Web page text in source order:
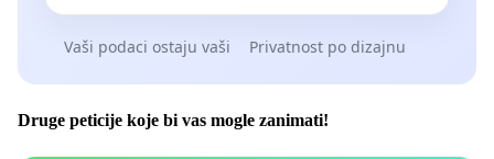
Vaši podaci ostaju vaši Privatnost po dizajnu
Druge peticije koje bi vas mogle zanimati!